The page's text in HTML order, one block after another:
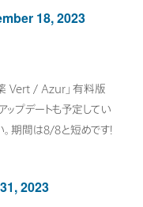
18, 2023
Vert / Azur」有料版
プデートも予定してい
。期間は8/8と短めです!
2023